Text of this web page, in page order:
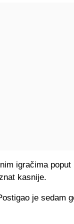
igračima
kasnije.
je sedam